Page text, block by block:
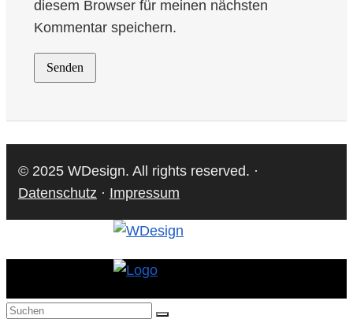
diesem Browser für meinen nächsten
Kommentar speichern.
© 2025 WDesign. All rights reserved. ·
Datenschutz · Impressum